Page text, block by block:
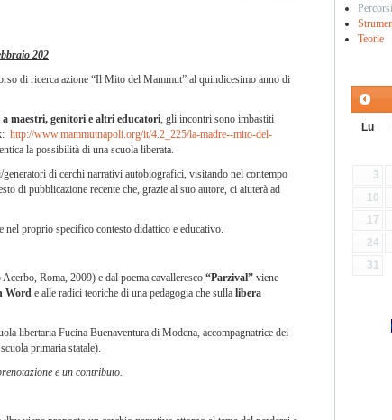
202
di ricerca azione “Il Mito del Mammut” al quindicesimo anno di
maestri, genitori e altri educatori, gli incontri sono imbastiti
http://www.mammutnapoli.org/it/4.2_225/la-madre--mito-del-
la possibilità di una scuola liberata.
di cerchi narrativi autobiografici, visitando nel contempo
di pubblicazione recente che, grazie al suo autore, ci aiuterà ad
proprio specifico contesto didattico e educativo.
Roma, 2009) e dal poema cavalleresco “Parzival” viene
Word e alle radici teoriche di una pedagogia che sulla libera
libertaria Fucina Buenaventura di Modena, accompagnatrice dei
primaria statale).
e un contributo.
Percorsi
Teorie
Lu
3
10
17
24
31